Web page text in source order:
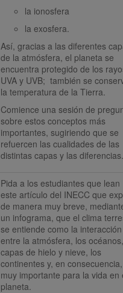
la ionosfera
la exosfera.
Así, gracias a las diferentes
de la atmósfera, el planeta se
encuentra protegido de los
UVA y UVB;  también se
la temperatura de la Tierra.
Comience una sesión de
sobre estos conceptos más
importantes, sugiriendo que se
refuercen las cualidades de las
distintas capas y las diferencias.
Pida a los estudiantes que lean
este artículo del INECC que
de manera muy breve,
un infograma, que el clima
se entiende como la interacción
entre la atmósfera, los
capas de hielo y nieve, los
continentes y, en
muy importante para la vida en
planeta.